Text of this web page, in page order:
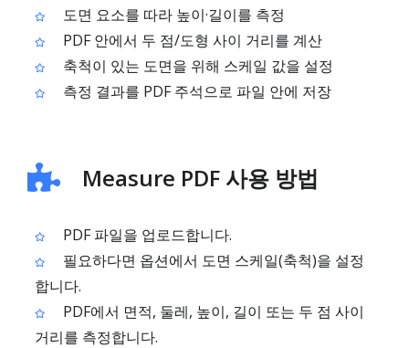
도면 요소를 따라 높이·길이를 측정
PDF 안에서 두 점/도형 사이 거리를 계산
축척이 있는 도면을 위해 스케일 값을 설정
측정 결과를 PDF 주석으로 파일 안에 저장
Measure PDF 사용 방법
PDF 파일을 업로드합니다.
필요하다면 옵션에서 도면 스케일(축척)을 설정
합니다.
PDF에서 면적, 둘레, 높이, 길이 또는 두 점 사이
거리를 측정합니다.